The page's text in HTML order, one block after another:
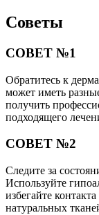
Советы
СОВЕТ №1
Обратитесь к
может иметь
получить
подходящего
СОВЕТ №2
Следите за
Используйте
избегайте
натуральных